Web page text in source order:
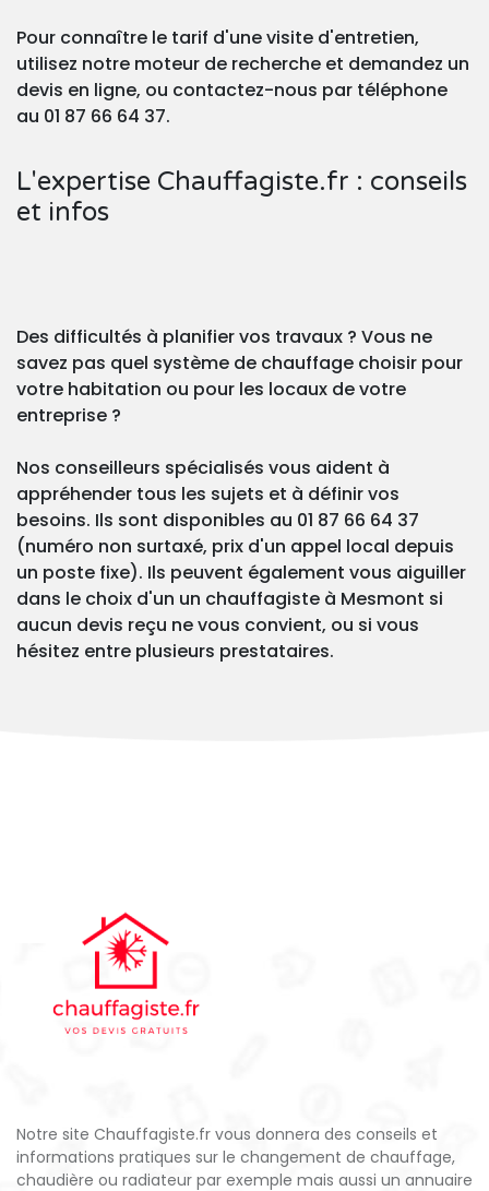
Pour connaître le tarif d'une visite d'entretien,
utilisez notre moteur de recherche et demandez un
devis en ligne, ou contactez-nous par téléphone
au 01 87 66 64 37.
L'expertise Chauffagiste.fr : conseils
et infos
Des difficultés à planifier vos travaux ? Vous ne
savez pas quel système de chauffage choisir pour
votre habitation ou pour les locaux de votre
entreprise ?
Nos conseilleurs spécialisés vous aident à
appréhender tous les sujets et à définir vos
besoins. Ils sont disponibles au 01 87 66 64 37
(numéro non surtaxé, prix d'un appel local depuis
un poste fixe). Ils peuvent également vous aiguiller
dans le choix d'un un chauffagiste à Mesmont si
aucun devis reçu ne vous convient, ou si vous
hésitez entre plusieurs prestataires.
Notre site Chauffagiste.fr vous donnera des conseils et
informations pratiques sur le changement de chauffage,
chaudière ou radiateur par exemple mais aussi un annuaire